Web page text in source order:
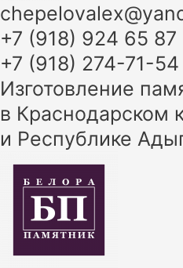
+7 (918) 924 65 87
+7 (918) 274-71-54
Изготовление
в Краснодарском
и Республике